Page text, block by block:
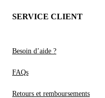
SERVICE CLIENT
Besoin d’aide ?
FAQs
Retours et remboursements